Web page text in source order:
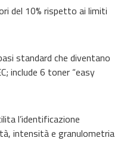
del 10% rispetto ai limiti
standard che diventano
include 6 toner “easy
l’identificazione
intensità e granulometria